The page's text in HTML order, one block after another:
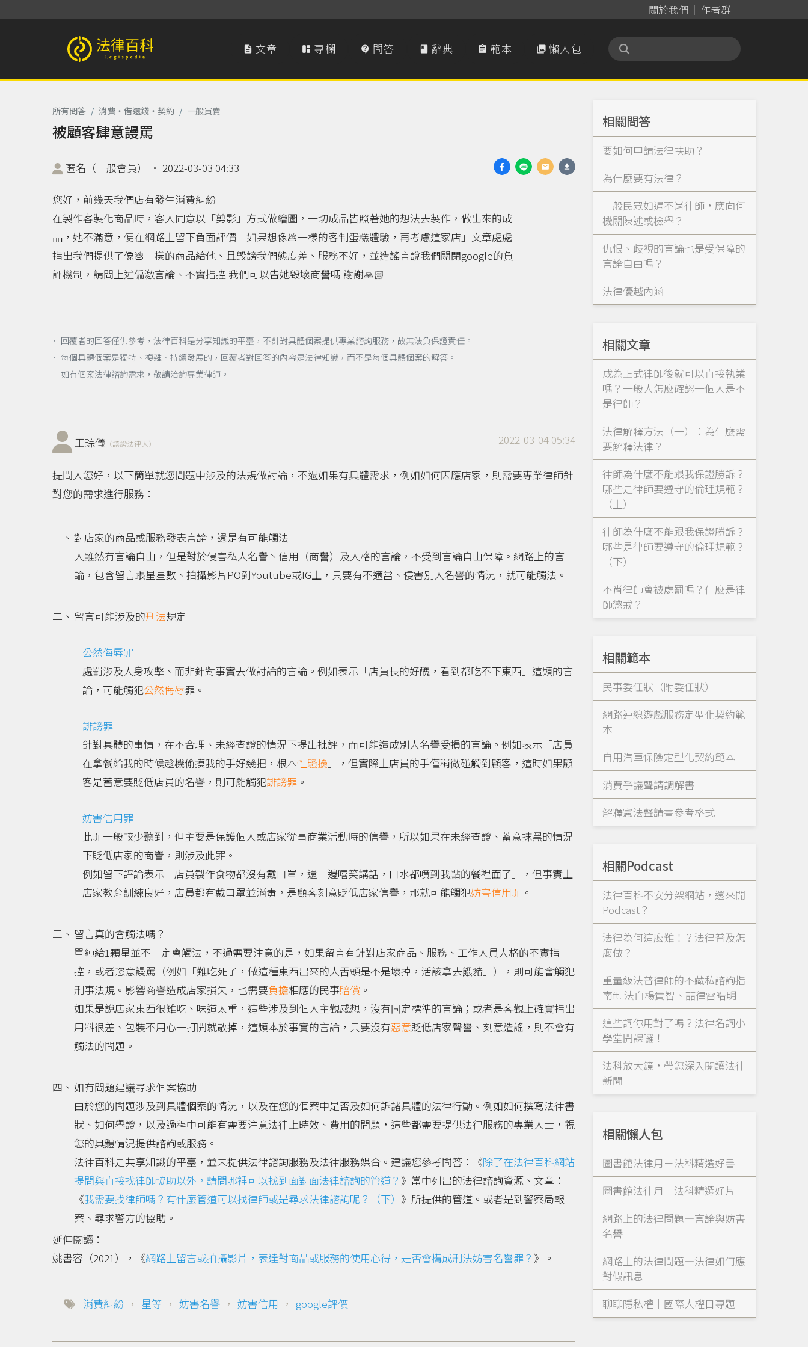
關於我們 作者群
法律百科 Legispedia  文章  專欄  問答  辭典  範本  懶人包
所有問答 / 消費‧借還錢‧契約 / 一般買賣
被顧客肆意謾罵
匿名（一般會員） ‧ 2022-03-03 04:33
您好，前幾天我們店有發生消費糾紛
在製作客製化商品時，客人同意以「剪影」方式做繪圖，一切成品皆照著她的想法去製作，做出來的成
品，她不滿意，便在網路上留下負面評價「如果想像💩一樣的客制蛋糕體驗，再考慮這家店」文章處處
指出我們提供了像💩一樣的商品給他、且毀謗我們態度差、服務不好，並造謠言說我們關閉google的負
評機制，請問上述偏激言論、不實指控 我們可以告她毀壞商譽嗎 謝謝🙏🏻
． 回覆者的回答僅供參考，法律百科是分享知識的平臺，不針對具體個案提供專業諮詢服務，故無法負保證責任。
． 每個具體個案是獨特、複雜、持續發展的，回覆者對回答的內容是法律知識，而不是每個具體個案的解答。
如有個案法律諮詢需求，敬請洽詢專業律師。
王琮儀 （認證法律人） 2022-03-04 05:34
提問人您好，以下簡單就您問題中涉及的法規做討論，不過如果有具體需求，例如如何因應店家，則需要專業律師針
對您的需求進行服務：
對店家的商品或服務發表言論，還是有可能觸法
人雖然有言論自由，但是對於侵害私人名譽丶信用（商譽）及人格的言論，不受到言論自由保障。網路上的言
論，包含留言跟星星數、拍攝影片PO到Youtube或IG上，只要有不適當、侵害別人名譽的情況，就可能觸法。
留言可能涉及的刑法規定
公然侮辱罪
處罰涉及人身攻擊、而非針對事實去做討論的言論。例如表示「店員長的好醜，看到都吃不下東西」這類的言
論，可能觸犯公然侮辱罪。
誹謗罪
針對具體的事情，在不合理、未經查證的情況下提出批評，而可能造成別人名譽受損的言論。例如表示「店員
在拿餐給我的時候趁機偷摸我的手好幾把，根本性騷擾 」，但實際上店員的手僅稍微碰觸到顧客，這時如果顧
客是蓄意要貶低店員的名譽，則可能觸犯誹謗罪 。
妨害信用罪
此罪一般較少聽到，但主要是保護個人或店家從事商業活動時的信譽，所以如果在未經查證、蓄意抹黑的情況
下貶低店家的商譽，則涉及此罪。
例如留下評論表示「店員製作食物都沒有戴口罩，還一邊嘻笑講話，口水都噴到我點的餐裡面了」，但事實上
店家教育訓練良好，店員都有戴口罩並消毒，是顧客刻意貶低店家信譽，那就可能觸犯妨害信用罪 。
留言真的會觸法嗎？
單純給1顆星並不一定會觸法，不過需要注意的是，如果留言有針對店家商品、服務、工作人員人格的不實指
控，或者恣意謾罵（例如「難吃死了，做這種東西出來的人舌頭是不是壞掉，活該拿去餵豬」），則可能會觸犯
刑事法規。影響商譽造成店家損失，也需要負擔相應的民事賠償 。
如果是說店家東西很難吃、味道太重，這些涉及到個人主觀感想，沒有固定標準的言論；或者是客觀上確實指出
用料很差、包裝不用心一打開就散掉，這類本於事實的言論，只要沒有惡意貶低店家聲譽、刻意造謠，則不會有
觸法的問題。
如有問題建議尋求個案協助
由於您的問題涉及到具體個案的情況，以及在您的個案中是否及如何訴諸具體的法律行動。例如如何撰寫法律書
狀、如何舉證，以及過程中可能有需要注意法律上時效、費用的問題，這些都需要提供法律服務的專業人士，視
您的具體情況提供諮詢或服務。
法律百科是共享知識的平臺，並未提供法律諮詢服務及法律服務媒合。建議您參考問答：《除了在法律百科網站
提問與直接找律師協助以外，請問哪裡可以找到面對面法律諮詢的管道？ 》當中列出的法律諮詢資源、文章：
《我需要找律師嗎？有什麼管道可以找律師或是尋求法律諮詢呢？（下） 》所提供的管道。或者是到警察局報
案、尋求警方的協助。
延伸閱讀：
姚書容（2021），《網路上留言或拍攝影片，表達對商品或服務的使用心得，是否會構成刑法妨害名譽罪？ 》。
消費糾紛 ， 星等 ， 妨害名譽 ， 妨害信用 ， google評價
相關問答
要如何申請法律扶助？
為什麼要有法律？
一般民眾如遇不肖律師，應向何
機關陳述或檢舉？
仇恨、歧視的言論也是受保障的
言論自由嗎？
法律優越內涵
相關文章
成為正式律師後就可以直接執業
嗎？一般人怎麼確認一個人是不
是律師？
法律解釋方法（一）：為什麼需
要解釋法律？
律師為什麼不能跟我保證勝訴？
哪些是律師要遵守的倫理規範？
（上）
律師為什麼不能跟我保證勝訴？
哪些是律師要遵守的倫理規範？
（下）
不肖律師會被處罰嗎？什麼是律
師懲戒？
相關範本
民事委任狀（附委任狀）
網路連線遊戲服務定型化契約範
本
自用汽車保險定型化契約範本
消費爭議聲請調解書
解釋憲法聲請書參考格式
相關Podcast
法律百科不安分架網站，還來開
Podcast？
法律為何這麼難！？法律普及怎
麼做？
重量級法普律師的不藏私諮詢指
南ft. 法白楊貴智、喆律雷皓明
這些詞你用對了嗎？法律名詞小
學堂開課囉！
法科放大鏡，帶您深入閱讀法律
新聞
相關懶人包
圖書館法律月－法科精選好書
圖書館法律月－法科精選好片
網路上的法律問題—言論與妨害
名譽
網路上的法律問題—法律如何應
對假訊息
聊聊隱私權｜國際人權日專題